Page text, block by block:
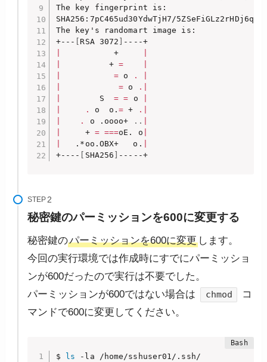
The key fingerprint is:
SHA256:7pC465ud30YdwTjH7/
The key's randomart image is:
+---
RSA 3072
----+
           +
          +
=
= o .
= o .
        S
= = o
. o  o.= + .
. o .oooo+ ..
     +
= ===oE. o
   .*oo.OBX+   o.
+----
SHA256 -----+
STEP
秘密鍵のパーミッションを600に変更する
秘密鍵のパーミッションを600に変更 します。
今回の実行環境では作成時にすでにパーミッショ
ンが600だったので実行は不要でした。
パーミッションが600ではない場合は
chmod
コ
マンドで600に変更してください。
$ ls -la /home/sshuser01/.ssh/